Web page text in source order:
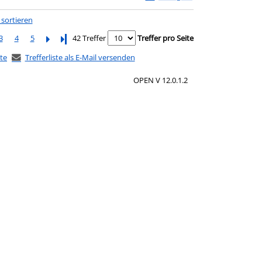
4 5 Letzte Seite
42 Treffer
Treffer pro Seite
Trefferliste als E-Mail versenden
OPEN V 12.0.1.2